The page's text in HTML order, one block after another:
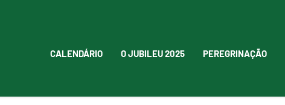
CALENDÁRIO O JUBILEU 2025 PEREGRINAÇÃO